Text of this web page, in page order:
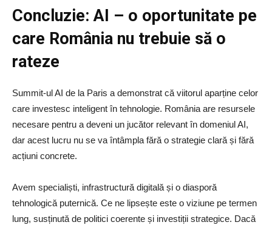
Concluzie: AI – o oportunitate pe
care România nu trebuie să o
rateze
Summit-ul AI de la Paris a demonstrat că viitorul aparține celor
care investesc inteligent în tehnologie. România are resursele
necesare pentru a deveni un jucător relevant în domeniul AI,
dar acest lucru nu se va întâmpla fără o strategie clară și fără
acțiuni concrete.
Avem specialiști, infrastructură digitală și o diasporă
tehnologică puternică. Ce ne lipsește este o viziune pe termen
lung, susținută de politici coerente și investiții strategice. Dacă